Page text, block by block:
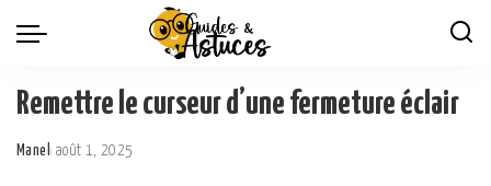
Remettre le curseur d’une fermeture éclair
Manel août 1, 2025